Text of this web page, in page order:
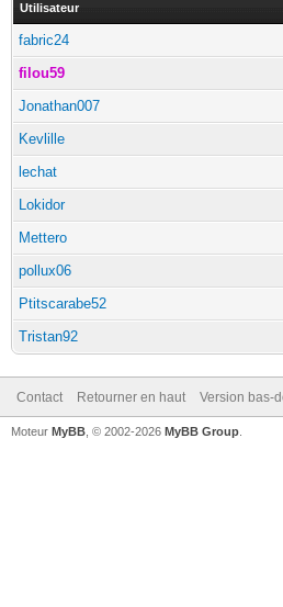
Utilisateur
fabric24
filou59
Jonathan007
Kevlille
lechat
Lokidor
Mettero
pollux06
Ptitscarabe52
Tristan92
Contact Retourner en haut Version bas-
Moteur MyBB , © 2002-2026 MyBB Group